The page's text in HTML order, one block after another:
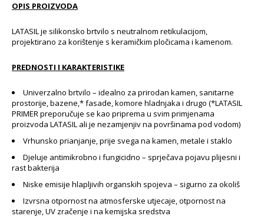
OPIS PROIZVODA
LATASIL je silikonsko brtvilo s neutralnom retikulacijom,
projektirano za korištenje s keramičkim pločicama i kamenom.
PREDNOSTI I KARAKTERISTIKE
Univerzalno brtvilo – idealno za prirodan kamen, sanitarne
prostorije, bazene,* fasade, komore hladnjaka i drugo (*LATASIL
PRIMER preporučuje se kao priprema u svim primjenama
proizvoda LATASIL ali je nezamjenjiv na površinama pod vodom)
Vrhunsko prianjanje, prije svega na kamen, metale i staklo
Djeluje antimikrobno i fungicidno – sprječava pojavu plijesni i
rast bakterija
Niske emisije hlapljivih organskih spojeva – sigurno za okoliš
Izvrsna otpornost na atmosferske utjecaje, otpornost na
starenje, UV zračenje i na kemijska sredstva